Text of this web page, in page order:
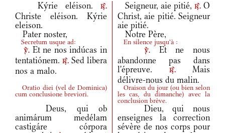
Kýrie eléison. r.
Christe eléison. Kýrie
eleison.
Seigneur, aie pitié, r. O
Christ, aie pitié. Seigneur
aie pitié.
Pater noster,
Notre Père,
Secretum usque ad: En silence jusqu'à :
v.Et ne nos indúcas in
tentatiónem. r. Sed libera
nos a malo.
v.
Et ne nous
abandonne pas dans
l'épreuve.
r.Mais
délivre-nous du malin.
Oratio diei (vel de Dominica)
cum conclusione breviori.
Oraison du jour (ou bien selon
les cas, du dimanche) avec la
conclusion brève.
Deus, qui ob
animárum medélam
castigáre córpora
Dieu, qui nous
enseignes la correction
sévère de nos corps pour